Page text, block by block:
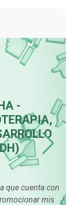
-
que cuenta con
mis